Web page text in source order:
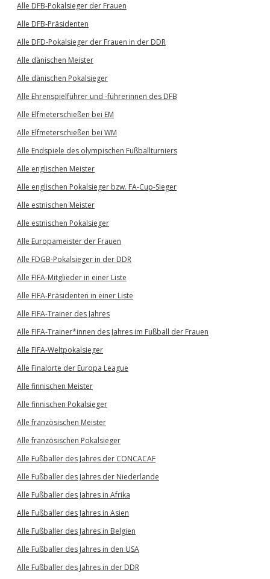
Alle DFB-Pokalsieger der Frauen
Alle DFB-Präsidenten
Alle DFD-Pokalsieger der Frauen in der DDR
Alle dänischen Meister
Alle dänischen Pokalsieger
Alle Ehrenspielführer und -führerinnen des DFB
Alle Elfmeterschießen bei EM
Alle Elfmeterschießen bei WM
Alle Endspiele des olympischen Fußballturniers
Alle englischen Meister
Alle englischen Pokalsieger bzw. FA-Cup-Sieger
Alle estnischen Meister
Alle estnischen Pokalsieger
Alle Europameister der Frauen
Alle FDGB-Pokalsieger in der DDR
Alle FIFA-Mitglieder in einer Liste
Alle FIFA-Präsidenten in einer Liste
Alle FIFA-Trainer des Jahres
Alle FIFA-Trainer*innen des Jahres im Fußball der Frauen
Alle FIFA-Weltpokalsieger
Alle Finalorte der Europa League
Alle finnischen Meister
Alle finnischen Pokalsieger
Alle französischen Meister
Alle französischen Pokalsieger
Alle Fußballer des Jahres der CONCACAF
Alle Fußballer des Jahres der Niederlande
Alle Fußballer des Jahres in Afrika
Alle Fußballer des Jahres in Asien
Alle Fußballer des Jahres in Belgien
Alle Fußballer des Jahres in den USA
Alle Fußballer des Jahres in der DDR